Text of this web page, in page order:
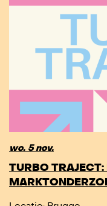
wo. 5 nov.
TURBO